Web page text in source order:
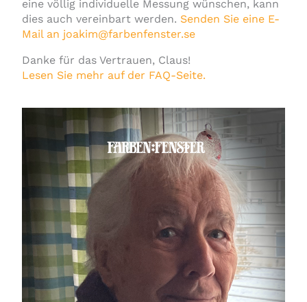
eine völlig individuelle Messung wünschen, kann
dies auch vereinbart werden. Senden Sie eine E-
Mail an joakim@farbenfenster.se
Danke für das Vertrauen, Claus!
Lesen Sie mehr auf der FAQ-Seite.